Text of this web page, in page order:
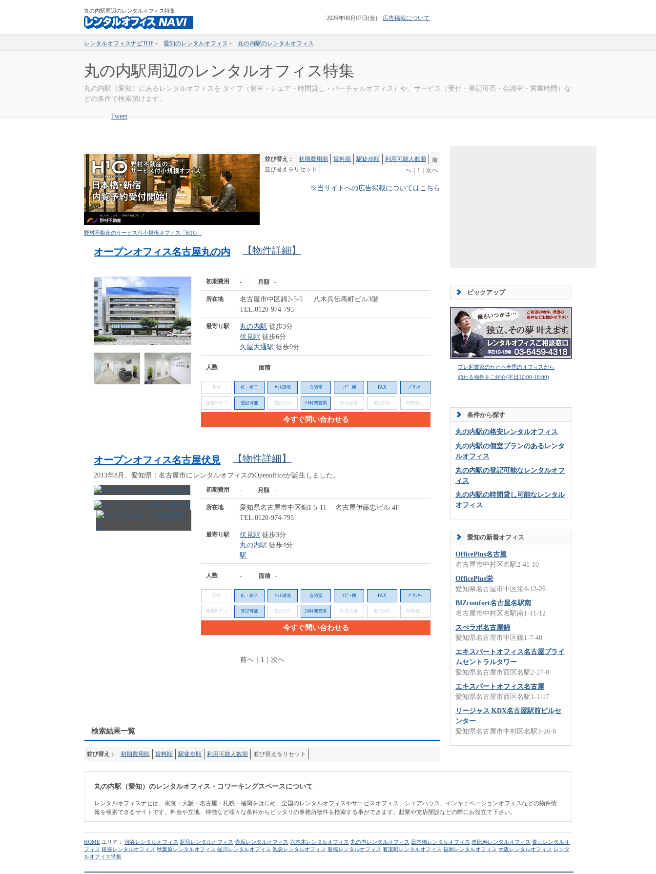
丸の内駅周辺のレンタルオフィス特集
2026年08月07日(金) 広告掲載について
レンタルオフィスナビTOP › 愛知のレンタルオフィス › 丸の内駅のレンタルオフィス
丸の内駅周辺のレンタルオフィス特集
丸の内駅（愛知）にあるレンタルオフィスを タイプ（個室・シェア・時間貸し・バーチャルオフィス）や、サービス（受付・登記可否・会議室・営業時間）な
どの条件で検索頂けます。
Tweet
野村不動産のサービス付小規模オフィス「H1O」
並び替え： 初期費用順 賃料順 駅徒歩順
利用可能人数順
並び替えをリセット
前
へ
1 次へ
※当サイトへの広告掲載についてはこちら
オープンオフィス名古屋丸の内 【物件詳細】
初期費用 - 月額 -
所在地
名古屋市中区錦2-5-5 八木兵伝馬町ビル3階
TEL.0120-974-795
最寄り駅 丸の内駅 徒歩3分
伏見駅 徒歩6分
久屋大通駅 徒歩9分
人数 - 面積 -
受付 机・椅子 ﾈｯﾄ環境 会議室 ｺﾋﾟｰ機 FAX ﾌﾟﾘﾝﾀｰ
秘書ｻｰﾋﾞｽ 登記可能 登記代行 24時間営業 防音設備 電話対応 時間貸し
今すぐ問い合わせる
オープンオフィス名古屋伏見 【物件詳細】
2013年8月、愛知県：名古屋市にレンタルオフィスのOpenofficeが誕生しました。
初期費用 - 月額 -
所在地
愛知県名古屋市中区錦1-5-11 名古屋伊藤忠ビル 4F
TEL.0120-974-795
最寄り駅 伏見駅 徒歩3分
丸の内駅 徒歩4分
駅
人数 - 面積 -
受付 机・椅子 ﾈｯﾄ環境 会議室 ｺﾋﾟｰ機 FAX ﾌﾟﾘﾝﾀｰ
秘書ｻｰﾋﾞｽ 登記可能 登記代行 24時間営業 防音設備 電話対応 時間貸し
今すぐ問い合わせる
前へ｜ 1 次へ
検索結果一覧
並び替え： 初期費用順 賃料順 駅徒歩順 利用可能人数順 並び替えをリセット
ピックアップ
プレ起業家のかたへ全国のオフィスから
頼れる物件をご紹介(平日10:00-18:00)
条件から探す
丸の内駅の格安レンタルオフィス
丸の内駅の個室プランのあるレンタ
ルオフィス
丸の内駅の登記可能なレンタルオフ
ィス
丸の内駅の時間貸し可能なレンタル
オフィス
愛知の新着オフィス
OfficePlus名古屋
名古屋市中村区名駅2-41-10
OfficePlus栄
愛知県名古屋市中区栄4-12-26
BIZcomfort名古屋名駅南
名古屋市中村区名駅南1-11-12
スぺラボ名古屋錦
愛知県名古屋市中区錦1-7-40
エキスパートオフィス名古屋プライ
ムセントラルタワー
愛知県名古屋市西区名駅2-27-8
エキスパートオフィス名古屋
愛知県名古屋市西区名駅1-1-17
リージャス KDX名古屋駅前ビルセ
ンター
愛知県名古屋市中村区名駅3-26-8
丸の内駅（愛知）のレンタルオフィス・コワーキングスペースについて
レンタルオフィスナビは、東京・大阪・名古屋・札幌・福岡をはじめ、全国のレンタルオフィスやサービスオフィス、シェアハウス、インキュベーションオフィスなどの物件情
報を検索できるサイトです。料金や立地、特徴など様々な条件からピッタリの事務所物件を検索する事ができます。起業や支店開設などの際にお役立て下さい。
HOME エリア： 渋谷レンタルオフィス 新宿レンタルオフィス 赤坂レンタルオフィス 六本木レンタルオフィス 丸の内レンタルオフィス 日本橋レンタルオフィス 恵比寿レンタルオフィス 青山レンタルオ
フィス 銀座レンタルオフィス 秋葉原レンタルオフィス 品川レンタルオフィス 池袋レンタルオフィス 新橋レンタルオフィス 有楽町レンタルオフィス 福岡レンタルオフィス 大阪レンタルオフィス レンタ
ルオフィス特集